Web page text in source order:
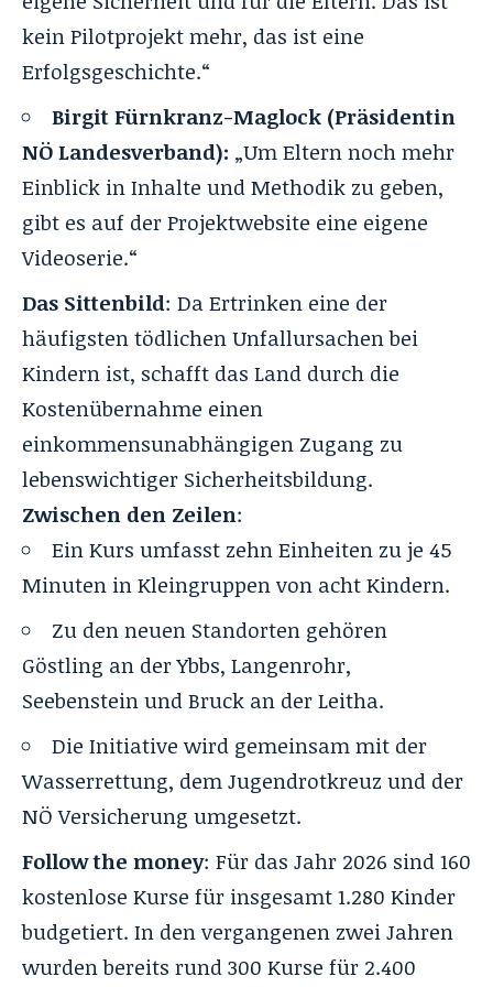
kein Pilotprojekt mehr, das ist eine
Erfolgsgeschichte.“
Birgit Fürnkranz-Maglock (Präsidentin
NÖ Landesverband): „Um Eltern noch mehr
Einblick in Inhalte und Methodik zu geben,
gibt es auf der Projektwebsite eine eigene
Videoserie.“
Das Sittenbild: Da Ertrinken eine der
häufigsten tödlichen Unfallursachen bei
Kindern ist, schafft das Land durch die
Kostenübernahme einen
einkommensunabhängigen Zugang zu
lebenswichtiger Sicherheitsbildung.
Zwischen den Zeilen:
Ein Kurs umfasst zehn Einheiten zu je 45
Minuten in Kleingruppen von acht Kindern.
Zu den neuen Standorten gehören
Göstling an der Ybbs, Langenrohr,
Seebenstein und Bruck an der Leitha.
Die Initiative wird gemeinsam mit der
Wasserrettung, dem Jugendrotkreuz und der
NÖ Versicherung umgesetzt.
Follow the money: Für das Jahr 2026 sind 160
kostenlose Kurse für insgesamt 1.280 Kinder
budgetiert. In den vergangenen zwei Jahren
wurden bereits rund 300 Kurse für 2.400